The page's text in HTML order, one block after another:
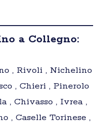
a Collegno:
, Rivoli , Nichelino
, Chieri , Pinerolo
, Chivasso , Ivrea ,
, Caselle Torinese ,